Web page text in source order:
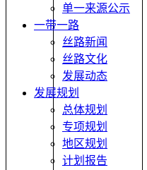
单一来源公示
一带一路
丝路新闻
丝路文化
发展动态
发展规划
总体规划
专项规划
地区规划
计划报告